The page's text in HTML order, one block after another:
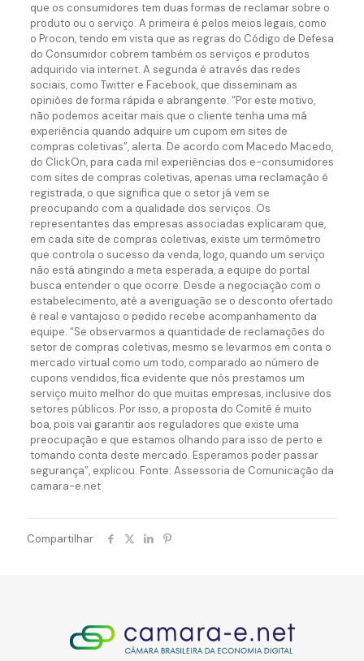
que os consumidores tem duas formas de reclamar sobre o
produto ou o serviço. A primeira é pelos meios legais, como
o Procon, tendo em vista que as regras do Código de Defesa
do Consumidor cobrem também os serviços e produtos
adquirido via internet. A segunda é através das redes
sociais, como Twitter e Facebook, que disseminam as
opiniões de forma rápida e abrangente. “Por este motivo,
não podemos aceitar mais que o cliente tenha uma má
experiência quando adquire um cupom em sites de
compras coletivas”, alerta. De acordo com Macedo Macedo,
do ClickOn, para cada mil experiências dos e-consumidores
com sites de compras coletivas, apenas uma reclamação é
registrada, o que significa que o setor já vem se
preocupando com a qualidade dos serviços. Os
representantes das empresas associadas explicaram que,
em cada site de compras coletivas, existe um termômetro
que controla o sucesso da venda, logo, quando um serviço
não está atingindo a meta esperada, a equipe do portal
busca entender o que ocorre. Desde a negociação com o
estabelecimento, até a averiguação se o desconto ofertado
é real e vantajoso o pedido recebe acompanhamento da
equipe. “Se observarmos a quantidade de reclamações do
setor de compras coletivas, mesmo se levarmos em conta o
mercado virtual como um todo, comparado ao número de
cupons vendidos, fica evidente que nós prestamos um
serviço muito melhor do que muitas empresas, inclusive dos
setores públicos. Por isso, a proposta do Comitê é muito
boa, pois vai garantir aos reguladores que existe uma
preocupação e que estamos olhando para isso de perto e
tomando conta deste mercado. Esperamos poder passar
segurança”, explicou. Fonte: Assessoria de Comunicação da
camara-e.net
Compartilhar